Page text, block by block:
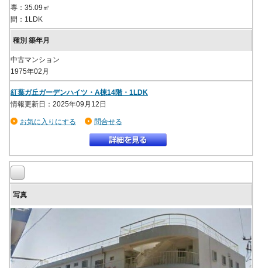
専：35.09㎡
間：1LDK
中古マンション
1975年02月
紅葉ガ丘ガーデンハイツ・A棟14階・1LDK
情報更新日：2025年09月12日
お気に入りにする 問合せる